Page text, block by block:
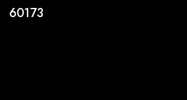
60173